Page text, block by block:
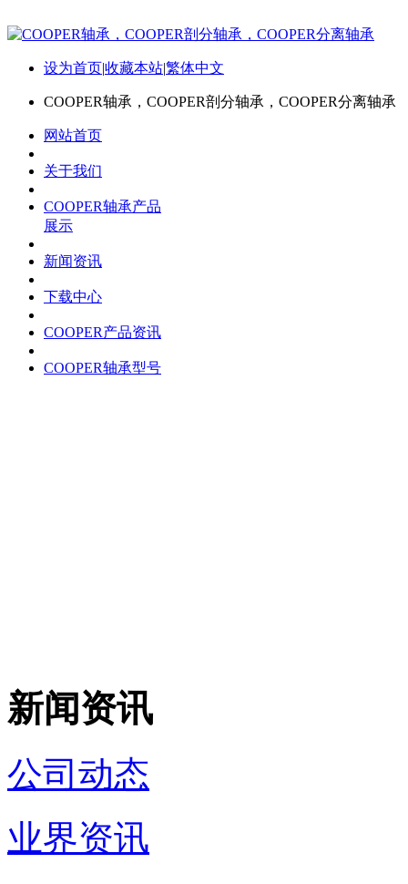
设为首页|收藏本站|繁体中文
COOPER轴承，COOPER剖分轴承，COOPER分离轴承
网站首页
关于我们
COOPER轴承产品
展示
新闻资讯
下载中心
COOPER产品资讯
COOPER轴承型号
新闻资讯
公司动态
业界资讯